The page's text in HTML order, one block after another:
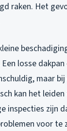
raken. Het
losse
maar
kan het
inspecties zijn
voor te